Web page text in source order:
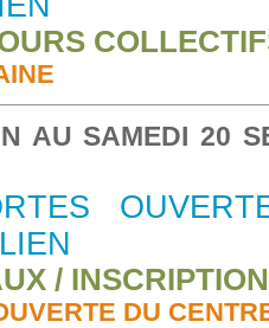
AU SAMEDI 20
/
DU